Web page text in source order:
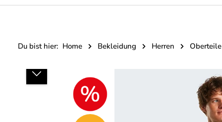
Du bist hier: Home Bekleidung Herren Oberteile
Bildergalerie überspringen